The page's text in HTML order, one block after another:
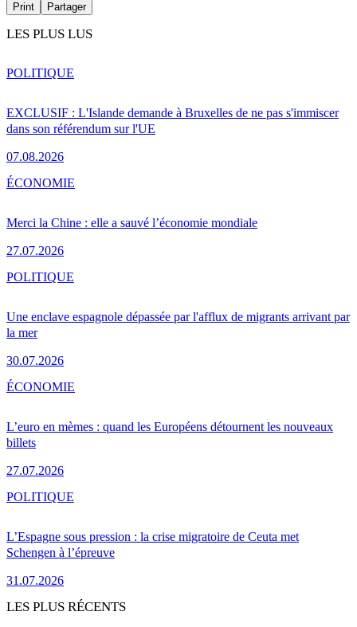
Print Partager
LES PLUS LUS
EXCLUSIF : L'Islande demande à Bruxelles de ne pas s'immiscer
dans son référendum sur l'UE
07.08.2026
POLITIQUE
Merci la Chine : elle a sauvé l’économie mondiale
27.07.2026
ÉCONOMIE
Une enclave espagnole dépassée par l'afflux de migrants arrivant par
la mer
30.07.2026
POLITIQUE
L’euro en mèmes : quand les Européens détournent les nouveaux
billets
27.07.2026
ÉCONOMIE
L’Espagne sous pression : la crise migratoire de Ceuta met
Schengen à l’épreuve
31.07.2026
POLITIQUE
LES PLUS RÉCENTS